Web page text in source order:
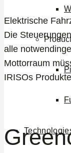
Elektrische
Die
alle
Mottorraum
IRISOs